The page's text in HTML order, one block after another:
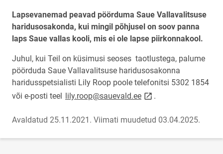
Lapsevanemad peavad pöörduma Saue Vallavalitsuse
haridusosakonda, kui mingil põhjusel on soov panna
laps Saue vallas kooli, mis ei ole lapse piirkonnakool.
Juhul, kui Teil on küsimusi seoses taotlustega, palume
pöörduda Saue Vallavalitsuse haridusosakonna
haridusspetsialisti Lily Roop poole telefonitsi 5302 1854
või e-posti teel lily.roop@sauevald.eelink opens on new page
.
Avaldatud 25.11.2021. Viimati muudetud 03.04.2025.